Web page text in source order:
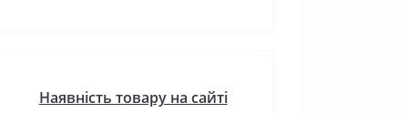
Наявність товару на сайті